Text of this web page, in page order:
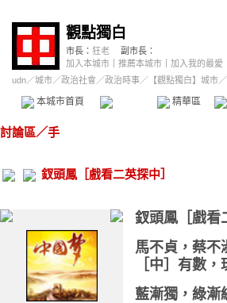
觀點獨白
市長： 狂老
副市長：
加入本城市
推薦本城市 加入我的最愛
udn／城市／政治社會 ／政治時事／ 【觀點獨白】城市
本城市首頁 精華區
討論區／手
釵頭鳳［戲看二英探中］
釵頭鳳［戲看
馬不貞，蔡不
［中］有數
藍漸獨，綠漸